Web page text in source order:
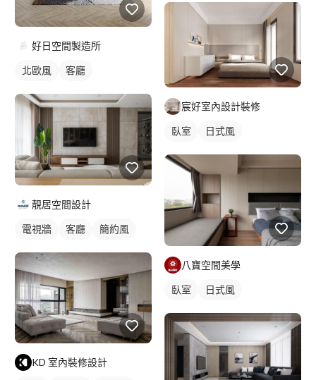
好日空間製造所
北歐風 客廳
靚居空間設計
電視牆 客廳 簡約風
KD 室內裝修設計
宸好室內設計裝修
臥室 日式風
八寶空間美學
臥室 日式風